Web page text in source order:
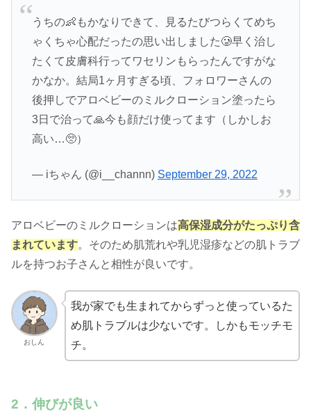
うちの👶もかなりできて、見るたびつらくてめち
ゃくちゃ心配だったの思い出しました🥲早く治し
たくて皮膚科行ってワセリンもらったんですがな
かなか。結局1ヶ月すぎる頃、フォロワーさんの
後押しでアロベビーのミルクローション塗ったら
3日で治って🙏今も顔だけ使ってます（しかしお
高い…🥺）
— iちゃん (@i__channn) September 29, 2022
アロベビーのミルクローションは高保湿成分がたっぷり含
まれています。そのため肌荒れや乳児湿疹などの肌トラブ
ルを持つお子さんと相性が良いです。
おしん
我が家でも生まれてからずっと使っているた
め肌トラブルは少ないです。しかもモッチモ
チ。
2．伸びが良い